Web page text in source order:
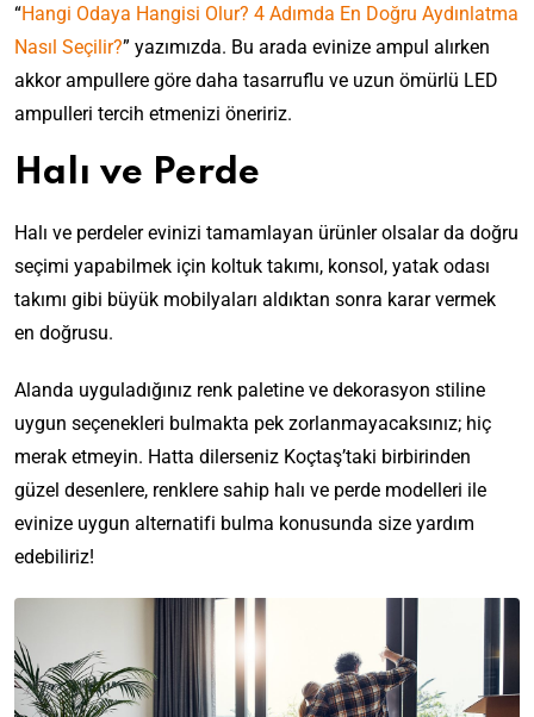
“Hangi Odaya Hangisi Olur? 4 Adımda En Doğru Aydınlatma
Nasıl Seçilir?” yazımızda. Bu arada evinize ampul alırken
akkor ampullere göre daha tasarruflu ve uzun ömürlü LED
ampulleri tercih etmenizi öneririz.
Halı ve Perde
Halı ve perdeler evinizi tamamlayan ürünler olsalar da doğru
seçimi yapabilmek için koltuk takımı, konsol, yatak odası
takımı gibi büyük mobilyaları aldıktan sonra karar vermek
en doğrusu.
Alanda uyguladığınız renk paletine ve dekorasyon stiline
uygun seçenekleri bulmakta pek zorlanmayacaksınız; hiç
merak etmeyin. Hatta dilerseniz Koçtaş’taki birbirinden
güzel desenlere, renklere sahip halı ve perde modelleri ile
evinize uygun alternatifi bulma konusunda size yardım
edebiliriz!